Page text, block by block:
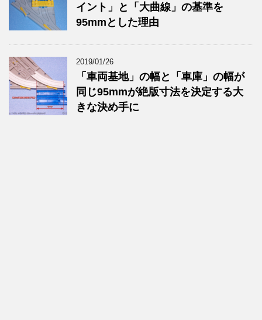
イント」と「大曲線」の基準を
95mmとした理由
2019/01/26
「車両基地」の幅と「車庫」の幅が
同じ95mmが絶版寸法を決定する大
きな決め手に